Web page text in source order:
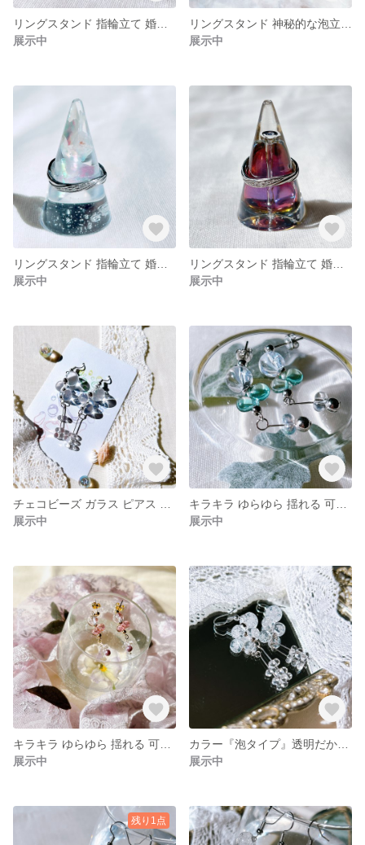
展示中
展示中
展示中
展示中
展示中
展示中
展示中
展示中
残り1点